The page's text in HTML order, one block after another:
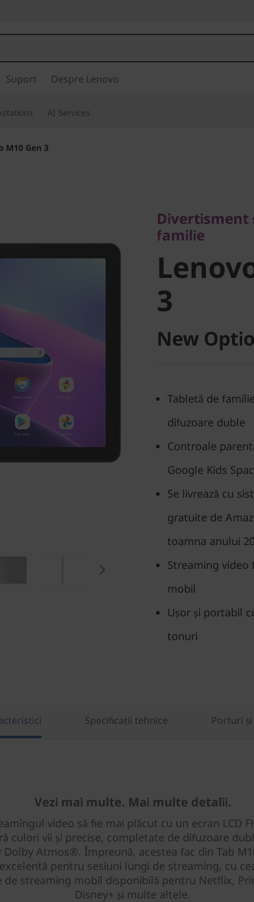
Suport Despre Lenovo
AI Services
M10 Gen 3
Lenovo
Gen 3
Divertisment
familie
3
New
Tabletă de
difuzoare duble
Controale
Google Kids
Se livrează cu
gratuite de
toamna anului
Streaming
mobil
Ușor și portabil
tonuri
Specificații tehnice Porturi
Vezi mai multe. Mai multe detalii.
video să fie mai plăcut cu un ecran LCD
culori vii și precise, completate de difuzoare
Dolby Atmos®. Împreună, acestea fac din Tab
pentru sesiuni lungi de streaming, cu
de streaming mobil disponibilă pentru Netflix,
Disney+ și multe altele.